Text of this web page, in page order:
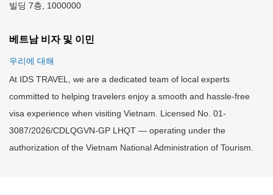
빌딩 7층, 1000000
베트남 비자 및 이민
우리에 대해
At IDS TRAVEL, we are a dedicated team of local experts
committed to helping travelers enjoy a smooth and hassle-free
visa experience when visiting Vietnam. Licensed No. 01-
3087/2026/CDLQGVN-GP LHQT — operating under the
authorization of the Vietnam National Administration of Tourism.